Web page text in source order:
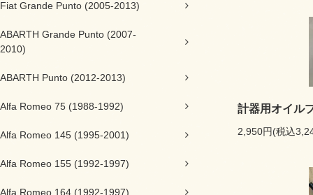
Fiat Grande Punto (2005-2013)
ABARTH Grande Punto (2007-
2010)
ABARTH Punto (2012-2013)
Alfa Romeo 75 (1988-1992)
Alfa Romeo 145 (1995-2001)
Alfa Romeo 155 (1992-1997)
Alfa Romeo 164 (1992-1997)
計器用オイル
2,950円(税込